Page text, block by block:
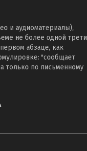
и аудиоматериалы),
не более одной трети
абзаце, как
"сообщает
только по письменному